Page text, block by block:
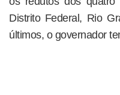
Distrito Federal, Rio
últimos, o governador